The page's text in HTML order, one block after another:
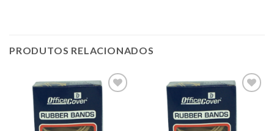
PRODUTOS RELACIONADOS